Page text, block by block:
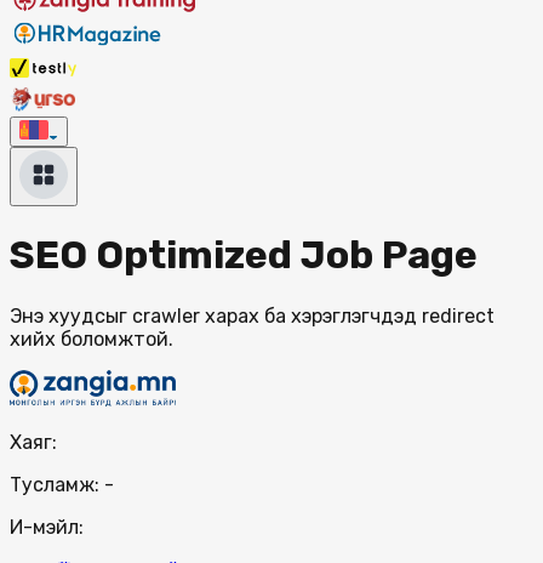
SEO Optimized Job Page
Энэ хуудсыг crawler харах ба хэрэглэгчдэд redirect
хийх боломжтой.
Хаяг:
Тусламж: -
И-мэйл: